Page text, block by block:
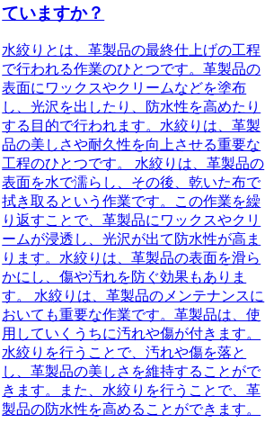
ていますか？
水絞りとは、革製品の最終仕上げの工程
で行われる作業のひとつです。革製品の
表面にワックスやクリームなどを塗布
し、光沢を出したり、防水性を高めたり
する目的で行われます。水絞りは、革製
品の美しさや耐久性を向上させる重要な
工程のひとつです。 水絞りは、革製品の
表面を水で濡らし、その後、乾いた布で
拭き取るという作業です。この作業を繰
り返すことで、革製品にワックスやクリ
ームが浸透し、光沢が出て防水性が高ま
ります。水絞りは、革製品の表面を滑ら
かにし、傷や汚れを防ぐ効果もありま
す。 水絞りは、革製品のメンテナンスに
おいても重要な作業です。革製品は、使
用していくうちに汚れや傷が付きます。
水絞りを行うことで、汚れや傷を落と
し、革製品の美しさを維持することがで
きます。また、水絞りを行うことで、革
製品の防水性を高めることができます。